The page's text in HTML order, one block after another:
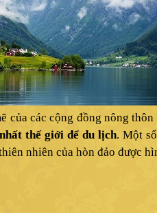
của các cộng đồng nông
thế giới để du lịch. Một
nhiên của hòn đảo được